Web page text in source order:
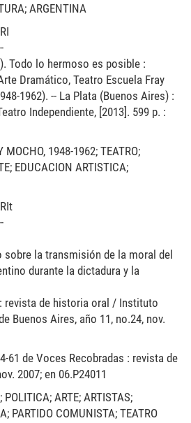
ARGENTINA
Todo lo hermoso es posible :
Dramático, Teatro Escuela Fray
1962). -- La Plata (Buenos Aires) :
Independiente, [2013]. 599 p. :
MOCHO, 1948-1962; TEATRO;
EDUCACION ARTISTICA;
sobre la transmisión de la moral del
durante la dictadura y la
revista de historia oral / Instituto
Buenos Aires, año 11, no.24, nov.
61 de Voces Recobradas : revista de
2007; en 06.P24011
ARTE; ARTISTAS;
PARTIDO COMUNISTA; TEATRO